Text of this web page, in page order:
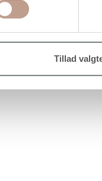
Tillad